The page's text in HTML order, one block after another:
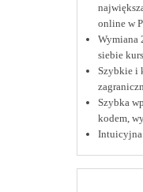
online w
Wymiana
siebie
Szybkie i
Szybka
kodem,